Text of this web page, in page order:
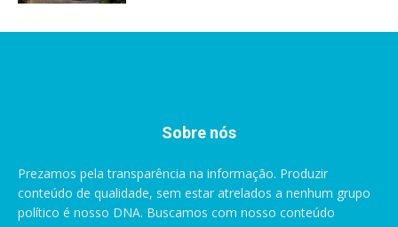
Sobre nós
Prezamos pela transparência na informação. Produzir
conteúdo de qualidade, sem estar atrelados a nenhum grupo
político é nosso DNA. Buscamos com nosso conteúdo